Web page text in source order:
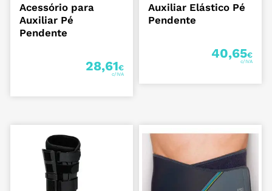
Acessório para
Auxiliar Pé
Pendente
28,61€
Auxiliar Elástico Pé
Pendente
40,65€